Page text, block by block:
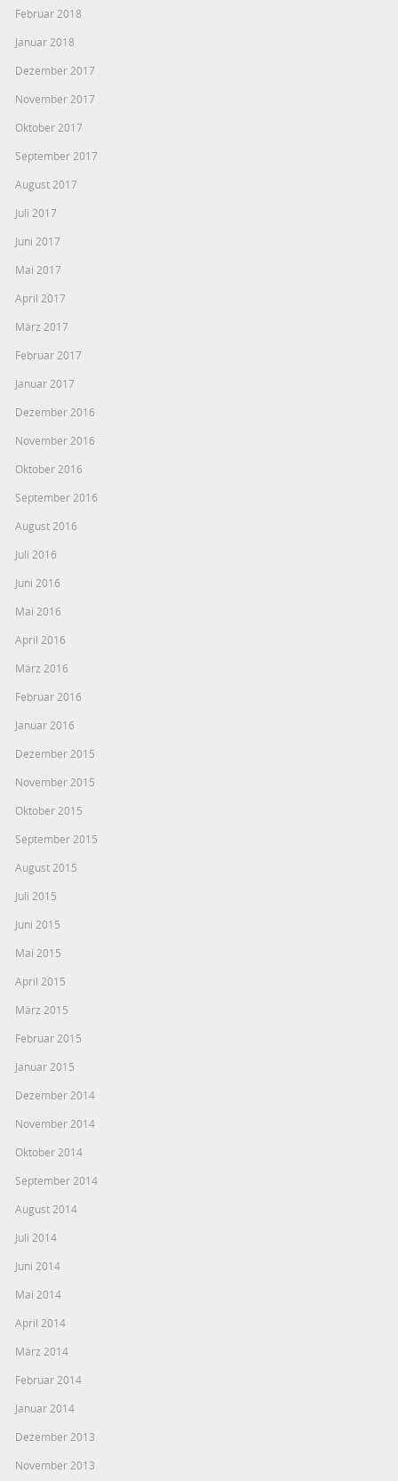
Februar 2018
Januar 2018
Dezember 2017
November 2017
Oktober 2017
September 2017
August 2017
Juli 2017
Juni 2017
Mai 2017
April 2017
März 2017
Februar 2017
Januar 2017
Dezember 2016
November 2016
Oktober 2016
September 2016
August 2016
Juli 2016
Juni 2016
Mai 2016
April 2016
März 2016
Februar 2016
Januar 2016
Dezember 2015
November 2015
Oktober 2015
September 2015
August 2015
Juli 2015
Juni 2015
Mai 2015
April 2015
März 2015
Februar 2015
Januar 2015
Dezember 2014
November 2014
Oktober 2014
September 2014
August 2014
Juli 2014
Juni 2014
Mai 2014
April 2014
März 2014
Februar 2014
Januar 2014
Dezember 2013
November 2013